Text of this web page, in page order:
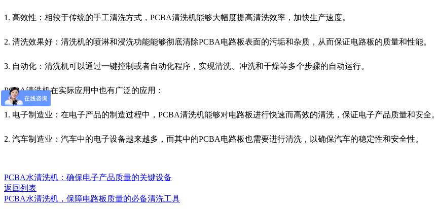
1. 高效性：相较于传统的手工清洗方式，PCBA清洗机能够大幅度提高清洗效率，加快生产速度。
2. 清洗效果好：清洗机的喷淋和浸洗功能能够彻底清除PCBA电路板表面的污垢和杂质，从而保证电路板的质量和性能。
3. 自动化：清洗机可以通过一键控制或者自动化程序，实现清洗、冲洗和干燥等多个步骤的自动运行。
PCBA清洗机在实际应用中也有广泛的应用：
1. 电子制造业：在电子产品的制造过程中，PCBA清洗机能够对电路板进行快速而高效的清洗，保证电子产品质量和安全。
2. 汽车制造业：汽车中的电子设备越来越多，而其中的PCBA电路板也需要进行清洗，以确保汽车的稳定性和安全性。
PCBA水清洗机：确保电子产品质量的关键设备
返回列表
PCBA水清洗机，保障电路板质量的必备清洗工具